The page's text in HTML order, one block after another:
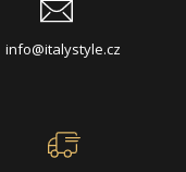
info@italystyle.cz